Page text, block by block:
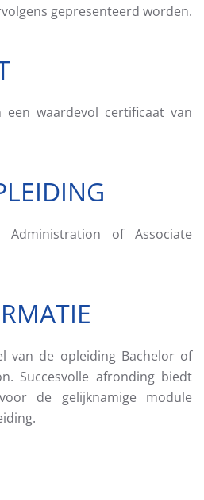
gepresenteerd worden.
een waardevol certificaat van
Administration of Associate
van de opleiding Bachelor of
Succesvolle afronding biedt
de gelijknamige module